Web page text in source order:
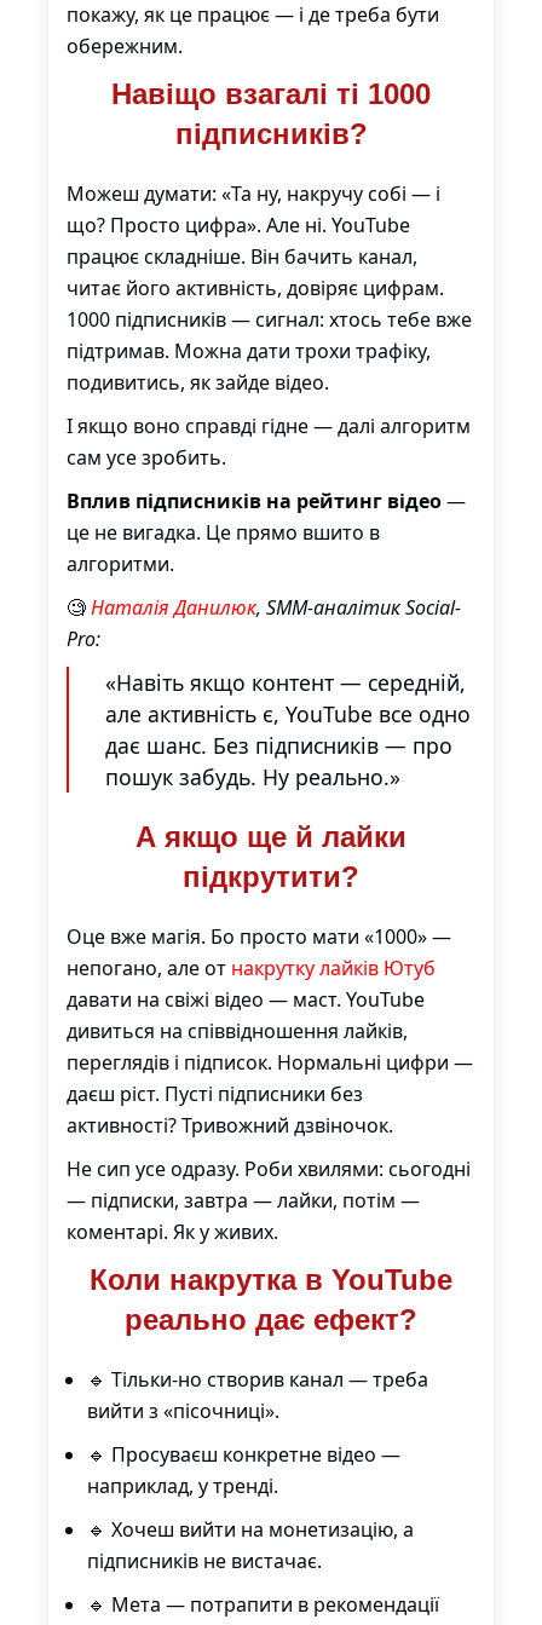
покажу, як це працює — і де треба бути
обережним.
Навіщо взагалі ті 1000
підписників?
Можеш думати: «Та ну, накручу собі — і
що? Просто цифра». Але ні. YouTube
працює складніше. Він бачить канал,
читає його активність, довіряє цифрам.
1000 підписників — сигнал: хтось тебе вже
підтримав. Можна дати трохи трафіку,
подивитись, як зайде відео.
І якщо воно справді гідне — далі алгоритм
сам усе зробить.
Вплив підписників на рейтинг відео—
це не вигадка. Це прямо вшито в
алгоритми.
🧐Наталія Данилюк, SMM-аналітик Social-
Pro:
«Навіть якщо контент — середній,
але активність є, YouTube все одно
дає шанс. Без підписників — про
пошук забудь. Ну реально.»
А якщо ще й лайки
підкрутити?
Оце вже магія. Бо просто мати «1000» —
непогано, але от накрутку лайків Ютуб
давати на свіжі відео — маст. YouTube
дивиться на співвідношення лайків,
переглядів і підписок. Нормальні цифри —
даєш ріст. Пусті підписники без
активності? Тривожний дзвіночок.
Не сип усе одразу. Роби хвилями: сьогодні
— підписки, завтра — лайки, потім —
коментарі. Як у живих.
Коли накрутка в YouTube
реально дає ефект?
🔹 Тільки-но створив канал — треба
вийти з «пісочниці».
🔹 Просуваєш конкретне відео —
наприклад, у тренді.
🔹 Хочеш вийти на монетизацію, а
підписників не вистачає.
🔹 Мета — потрапити в рекомендації